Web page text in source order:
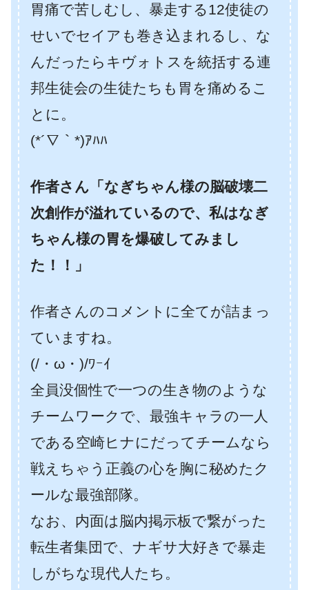
胃痛で苦しむし、暴走する12使徒の
せいでセイアも巻き込まれるし、な
んだったらキヴォトスを統括する連
邦生徒会の生徒たちも胃を痛めるこ
とに。
(*´∇｀*)ｱﾊﾊ
作者さん「なぎちゃん様の脳破壊二
次創作が溢れているので、私はなぎ
ちゃん様の胃を爆破してみまし
た！！」
作者さんのコメントに全てが詰まっ
ていますね。
(/・ω・)/ﾜｰｲ
全員没個性で一つの生き物のような
チームワークで、最強キャラの一人
である空崎ヒナにだってチームなら
戦えちゃう正義の心を胸に秘めたク
ールな最強部隊。
なお、内面は脳内掲示板で繋がった
転生者集団で、ナギサ大好きで暴走
しがちな現代人たち。